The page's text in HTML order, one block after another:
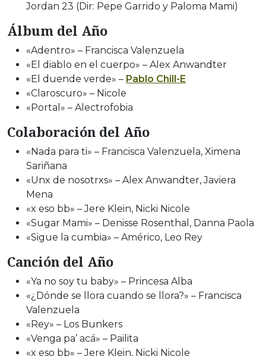
Jordan 23 (Dir: Pepe Garrido y Paloma Mami)
Álbum del Año
«Adentro» – Francisca Valenzuela
«El diablo en el cuerpo» – Alex Anwandter
«El duende verde» – Pablo Chill-E
«Claroscuro» – Nicole
«Portal» – Alectrofobia
Colaboración del Año
«Nada para ti» – Francisca Valenzuela, Ximena
Sariñana
«Unx de nosotrxs» – Alex Anwandter, Javiera
Mena
«x eso bb» – Jere Klein, Nicki Nicole
«Sugar Mami» – Denisse Rosenthal, Danna Paola
«Sigue la cumbia» – Américo, Leo Rey
Canción del Año
«Ya no soy tu baby» – Princesa Alba
«¿Dónde se llora cuando se llora?» – Francisca
Valenzuela
«Rey» – Los Bunkers
«Venga pa’ acá» – Pailita
«x eso bb» – Jere Klein, Nicki Nicole